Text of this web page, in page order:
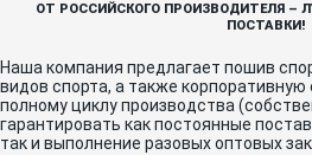
ОТ РОССИЙСКОГО ПРОИЗВОДИТЕЛЯ –
ПОСТАВКИ!
Наша компания предлагает пошив
видов спорта, а также
полному циклу производства
гарантировать как постоянные
так и выполнение разовых оптовых